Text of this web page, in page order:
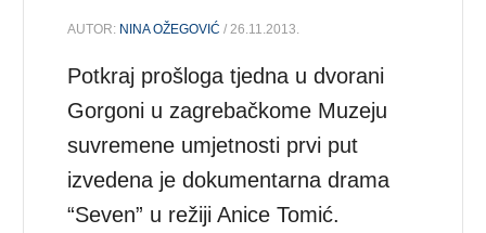
AUTOR: NINA OŽEGOVIĆ / 26.11.2013.
Potkraj prošloga tjedna u dvorani
Gorgoni u zagrebačkome Muzeju
suvremene umjetnosti prvi put
izvedena je dokumentarna drama
“Seven” u režiji Anice Tomić.